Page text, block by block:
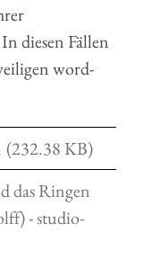
diesen Fällen
word-
(232.38 KB)
das Ringen
- studio-